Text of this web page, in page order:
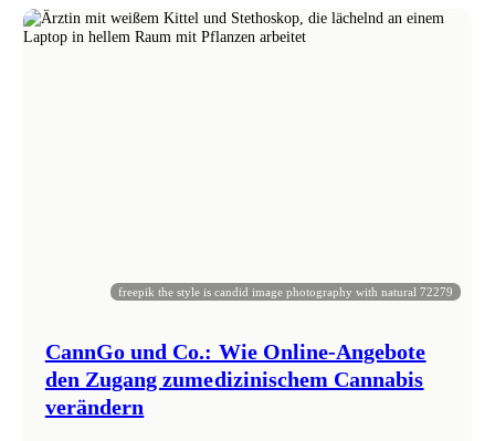
CannGo und Co.: Wie Online-Angebote
den Zugang zumedizinischem Cannabis
verändern
freepik the style is candid image photography with natural 72279